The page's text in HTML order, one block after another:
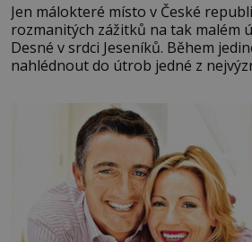
Jen málokteré místo v České
rozmanitých zážitků na tak malém
Desné v srdci Jeseníků. Během
nahlédnout do útrob jedné z
se na koloběžce a den zakončit
Velkých Losinách nebo v termálním